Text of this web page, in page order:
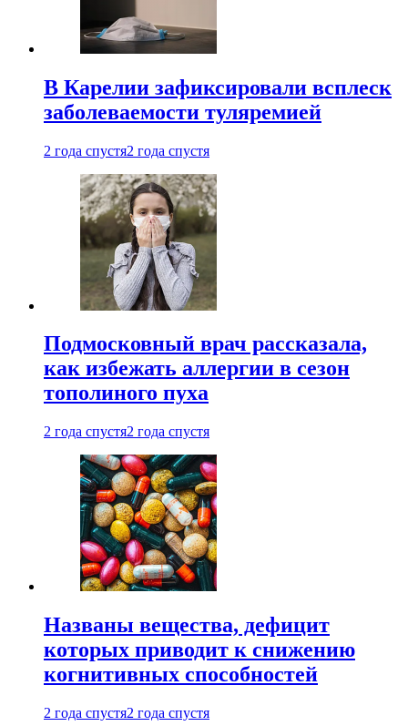
В Карелии зафиксировали всплеск
заболеваемости туляремией
2 года спустя2 года спустя
Подмосковный врач рассказала,
как избежать аллергии в сезон
тополиного пуха
2 года спустя2 года спустя
Названы вещества, дефицит
которых приводит к снижению
когнитивных способностей
2 года спустя2 года спустя